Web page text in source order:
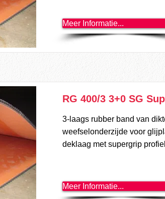
Meer Informatie...
RG 400/3 3+0 SG
3-laags rubber band van
weefselonderzijde voor
deklaag met supergrip profiel
Meer Informatie...